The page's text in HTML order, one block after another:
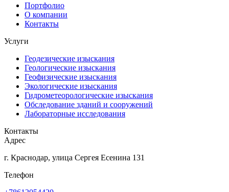
Портфолио
О компании
Контакты
Услуги
Геодезические изыскания
Геологические изыскания
Геофизические изыскания
Экологические изыскания
Гидрометеорологические изыскания
Обследование зданий и сооружений
Лабораторные исследования
Контакты
Адрес
г. Краснодар, улица Сергея Есенина 131
Телефон